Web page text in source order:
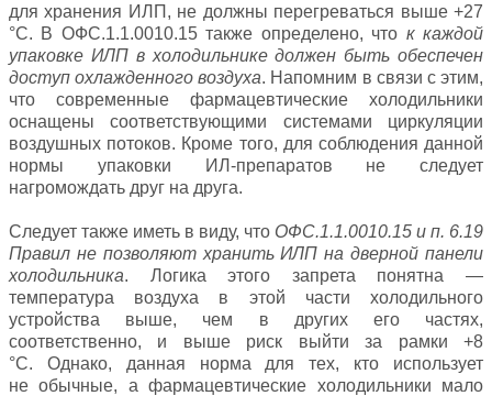
для хранения ИЛП, не должны перегреваться выше +27
°C. В ОФС.1.1.0010.15 также определено, что к каждой
упаковке ИЛП в холодильнике должен быть обеспечен
доступ охлажденного воздуха. Напомним в связи с этим,
что современные фармацевтические холодильники
оснащены соответствующими системами циркуляции
воздушных потоков. Кроме того, для соблюдения данной
нормы упаковки ИЛ-препаратов не следует
нагромождать друг на друга.
Следует также иметь в виду, что ОФС.1.1.0010.15 и п. 6.19
Правил не позволяют хранить ИЛП на дверной панели
холодильника. Логика этого запрета понятна —
температура воздуха в этой части холодильного
устройства выше, чем в других его частях,
соответственно, и выше риск выйти за рамки +8
°C. Однако, данная норма для тех, кто использует
не обычные, а фармацевтические холодильники мало